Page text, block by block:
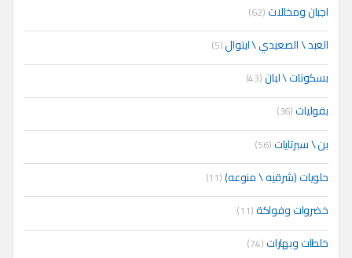
اجبان ومخللات(62)
العبد \ الصعيدي \ ايتوال(5)
بسكوتات \ لبان(43)
بقوليات(36)
بن \ سبرتايات(56)
حلويات (شرقيه \ منوعه)(11)
خضروات وفواكة(11)
خلطات وبهارات(74)